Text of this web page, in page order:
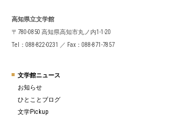
高知県立文学館
〒780-0850 高知県高知市丸ノ内1-1-20
Tel：088-822-0231 ／ Fax：088-871-7857
文学館ニュース
お知らせ
ひとことブログ
文学Pickup